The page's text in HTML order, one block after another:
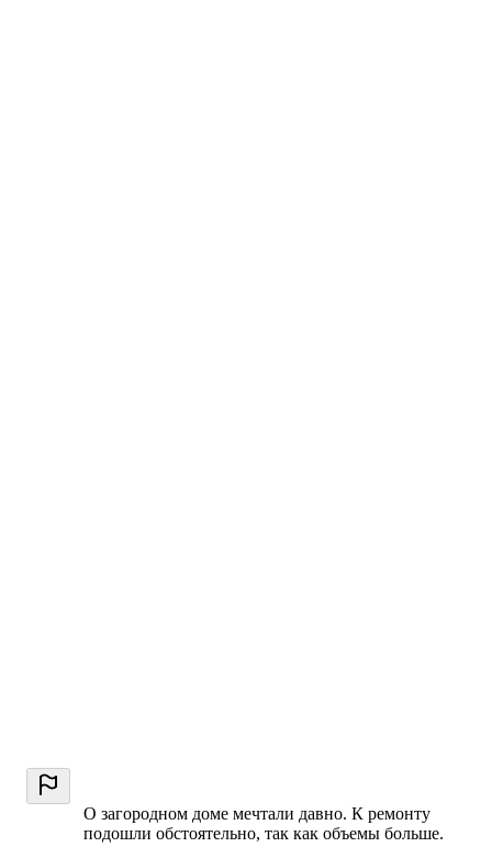
О загородном доме мечтали давно. К ремонту
подошли обстоятельно, так как объемы больше.